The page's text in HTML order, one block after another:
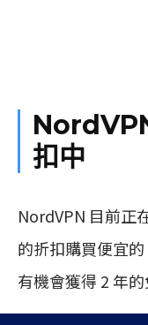
扣中
NordVPN 目前正
的折扣購買便宜
有機會獲得 2 年的